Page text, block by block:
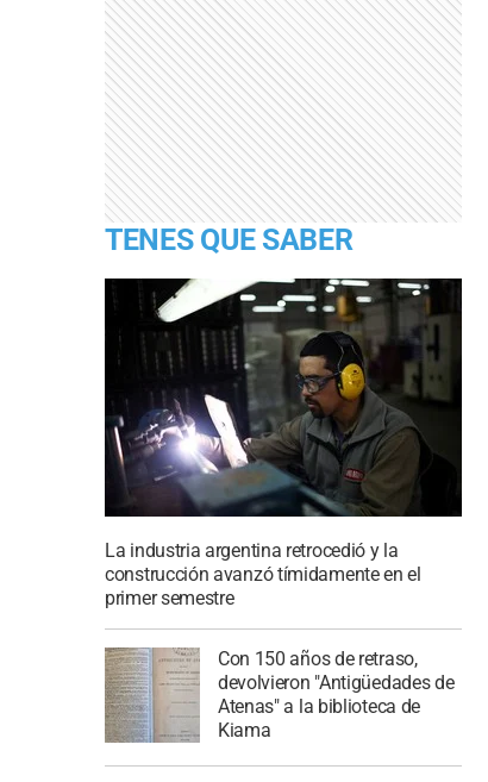
TENES QUE SABER
La industria argentina retrocedió y la
construcción avanzó tímidamente en el
primer semestre
Con 150 años de retraso,
devolvieron "Antigüedades de
Atenas" a la biblioteca de
Kiama